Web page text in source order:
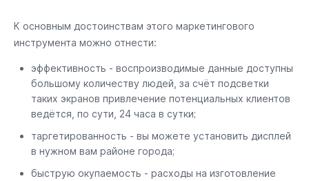
К основным достоинствам этого маркетингового
инструмента можно отнести:
эффективность - воспроизводимые данные доступны
большому количеству людей, за счёт подсветки
таких экранов привлечение потенциальных клиентов
ведётся, по сути, 24 часа в сутки;
таргетированность - вы можете установить дисплей
в нужном вам районе города;
быструю окупаемость - расходы на изготовление